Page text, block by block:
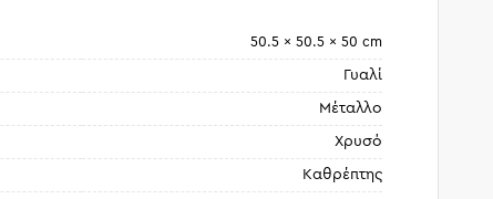
50.5 × 50.5 × 50 cm
Γυαλί
Μέταλλο
Χρυσό
Καθρέπτης